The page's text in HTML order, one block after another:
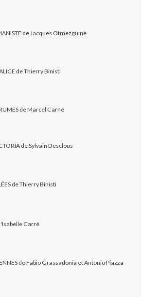
de Jacques Otmezguine
de Thierry Binisti
de Marcel Carné
de Sylvain Desclous
de Thierry Binisti
Carré
de Fabio Grassadonia et Antonio Piazza